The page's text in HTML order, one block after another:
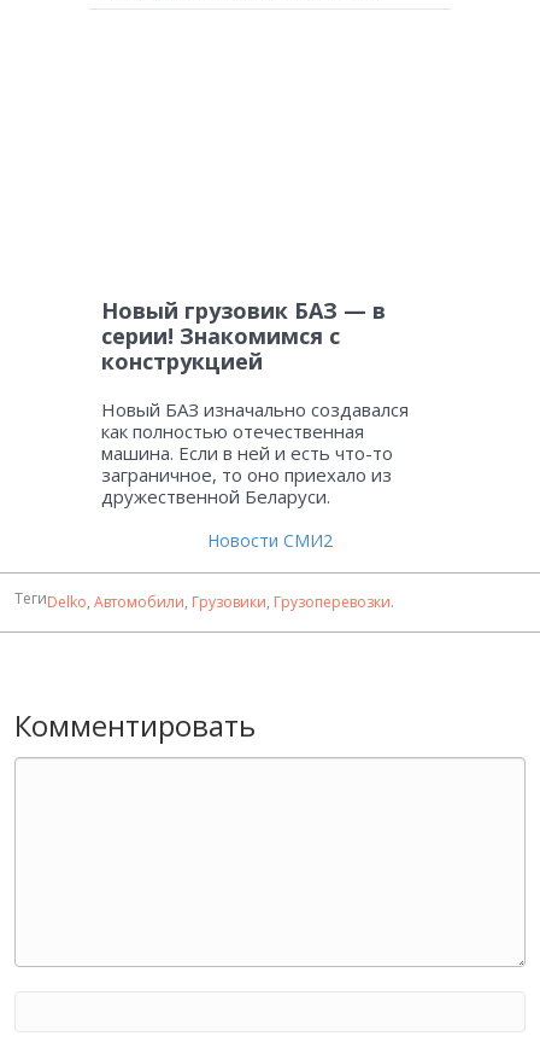
Новый грузовик БАЗ — в
серии! Знакомимся с
конструкцией
Новый БАЗ изначально создавался
как полностью отечественная
машина. Если в ней и есть что-то
заграничное, то оно приехало из
дружественной Беларуси.
Новости СМИ2
ТегиDelko, Автомобили, Грузовики, Грузоперевозки.
Комментировать